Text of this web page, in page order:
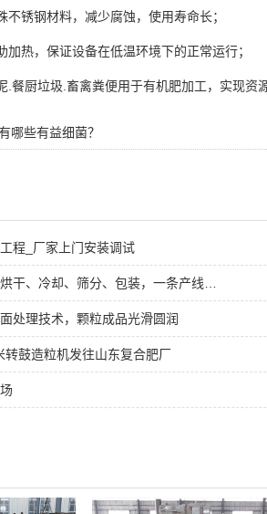
不锈钢材料，减少腐蚀，使用寿命长；
加热，保证设备在低温环境下的正常运行；
.餐厨垃圾.畜禽粪便用于有机肥加工，实现资源
哪些有益细菌？
程_厂家上门安装调试
处理技术，颗粒成品光滑圆润
转鼓造粒机发往山东复合肥厂